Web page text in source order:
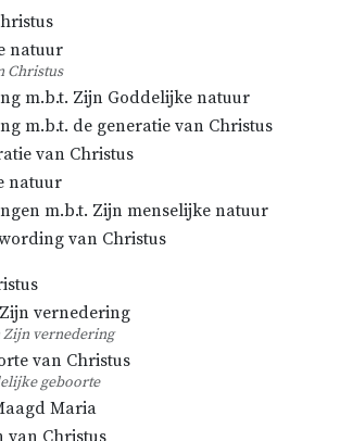
natuur
Christus
m.b.t. Zijn Goddelijke natuur
m.b.t. de generatie van Christus
van Christus
natuur
m.b.t. Zijn menselijke natuur
van Christus
vernedering
Zijn vernedering
van Christus
geboorte
Maria
van Christus